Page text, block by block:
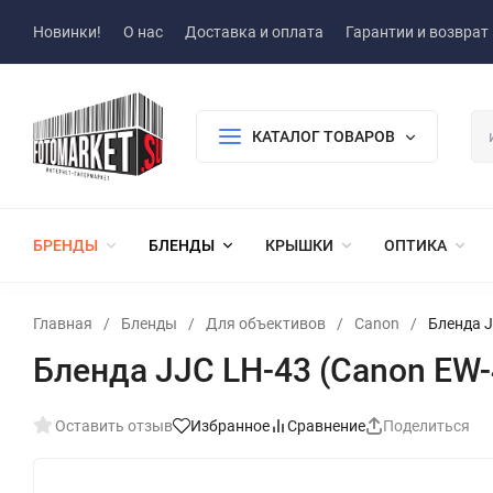
Новинки! О нас Доставка и оплата Гарантии и возврат
КАТАЛОГ ТОВАРОВ
БРЕНДЫ БЛЕНДЫ КРЫШКИ ОПТИКА
Главная / Бленды / Для объективов / Canon / Бленда
Бленда JJC LH-43 (Canon
Оставить отзыв Избранное Сравнение Поделиться